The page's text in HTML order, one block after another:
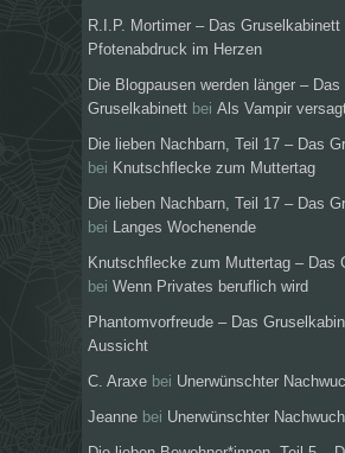
R.I.P. Mortimer – Das Gruselkabinett
Pfotenabdruck im Herzen
Die Blogpausen werden länger – Das
Gruselkabinett bei Als Vampir
Die lieben Nachbarn, Teil 17 – Das
bei Knutschflecke zum Muttertag
Die lieben Nachbarn, Teil 17 – Das
bei
Langes Wochenende
Knutschflecke zum Muttertag – Das
bei Wenn Privates beruflich wird
Phantomvorfreude – Das
Aussicht
C. Araxe bei Unerwünschter
Jeanne bei Unerwünschter